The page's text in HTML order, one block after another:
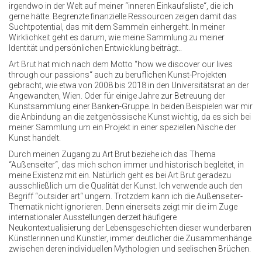
irgendwo in der Welt auf meiner “inneren Einkaufsliste“, die ich
gerne hätte. Begrenzte finanzielle Ressourcen zeigen damit das
Suchtpotential, das mit dem Sammeln einhergeht. In meiner
Wirklichkeit geht es darum, wie meine Sammlung zu meiner
Identität und persönlichen Entwicklung beiträgt..
Art Brut hat mich nach dem Motto “how we discover our lives
through our passions“ auch zu beruflichen Kunst-Projekten
gebracht, wie etwa von 2008 bis 2018 in den Universitätsrat an der
Angewandten, Wien. Oder für einige Jahre zur Betreuung der
Kunstsammlung einer Banken-Gruppe. In beiden Beispielen war mir
die Anbindung an die zeitgenössische Kunst wichtig, da es sich bei
meiner Sammlung um ein Projekt in einer speziellen Nische der
Kunst handelt.
Durch meinen Zugang zu Art Brut beziehe ich das Thema
“Außenseiter“, das mich schon immer und historisch begleitet, in
meine Existenz mit ein. Natürlich geht es bei Art Brut geradezu
ausschließlich um die Qualität der Kunst. Ich verwende auch den
Begriff “outsider art“ ungern. Trotzdem kann ich die Außenseiter-
Thematik nicht ignorieren. Denn einerseits zeigt mir die im Zuge
internationaler Ausstellungen derzeit häufigere
Neukontextualisierung der Lebensgeschichten dieser wunderbaren
Künstlerinnen und Künstler, immer deutlicher die Zusammenhänge
zwischen deren individuellen Mythologien und seelischen Brüchen.